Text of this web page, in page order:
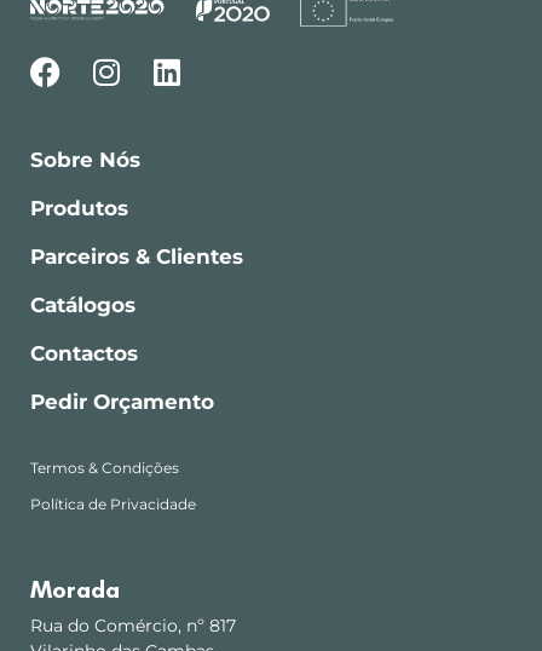
Sobre Nós
Produtos
Parceiros & Clientes
Catálogos
Contactos
Pedir Orçamento
Termos & Condições
Política de Privacidade
Morada
Rua do Comércio, nº 817